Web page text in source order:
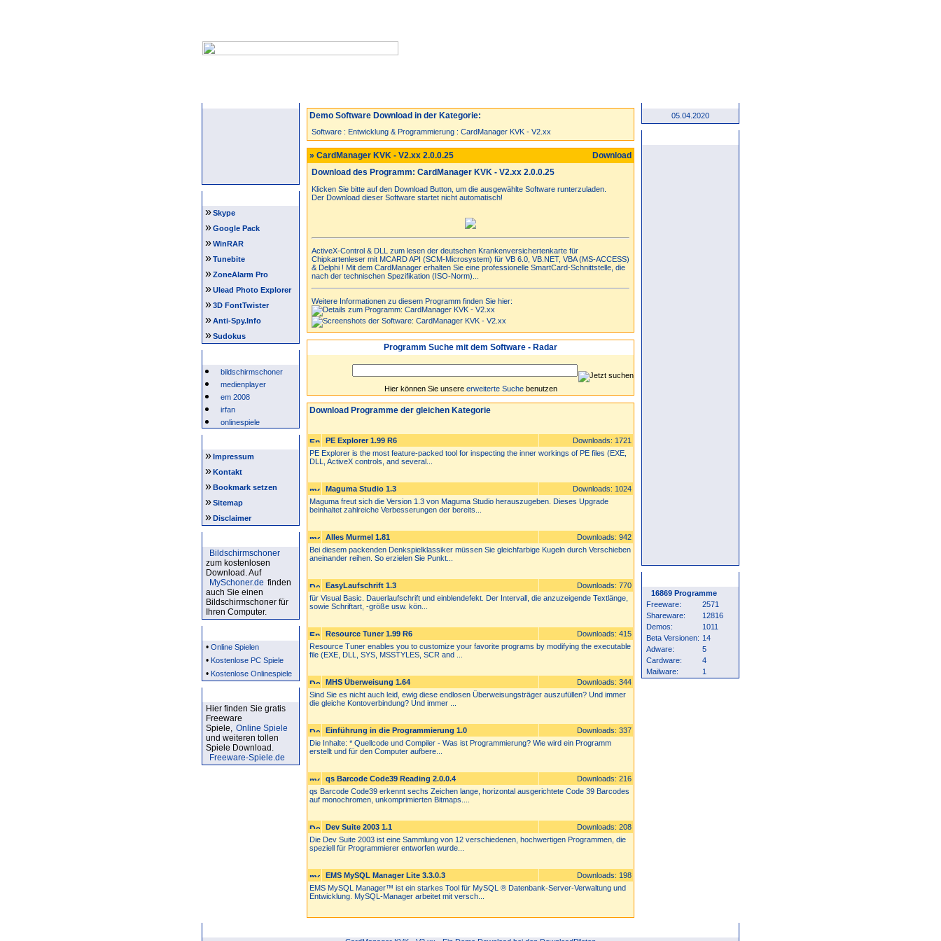
»Skype
»Google Pack
»WinRAR
»Tunebite
»ZoneAlarm Pro
»Ulead Photo Explorer
»3D FontTwister
»Anti-Spy.Info
»Sudokus
bildschirmschoner
medienplayer
em 2008
irfan
onlinespiele
»Impressum
»Kontakt
»Bookmark setzen
»Sitemap
»Disclaimer
Bildschirmschoner
zum kostenlosen
Download. Auf
MySchoner.de finden
auch Sie einen
Bildschirmschoner für
Ihren Computer.
• Online Spielen
• Kostenlose PC Spiele
• Kostenlose Onlinespiele
Hier finden Sie gratis
Freeware
Spiele, Online Spiele
und weiteren tollen
Spiele Download.
Freeware-Spiele.de
Demo Software Download in der Kategorie:
Software : Entwicklung & Programmierung : CardManager KVK - V2.xx
» CardManager KVK - V2.xx 2.0.0.25
Download
Download des Programm: CardManager KVK - V2.xx 2.0.0.25
Klicken Sie bitte auf den Download Button, um die ausgewählte Software runterzuladen.
Der Download dieser Software startet nicht automatisch!
ActiveX-Control & DLL zum lesen der deutschen Krankenversichertenkarte für
Chipkartenleser mit MCARD API (SCM-Microsystem) für VB 6.0, VB.NET, VBA (MS-ACCESS)
& Delphi ! Mit dem CardManager erhalten Sie eine professionelle SmartCard-Schnittstelle, die
nach der technischen Spezifikation (ISO-Norm)...
Weitere Informationen zu diesem Programm finden Sie hier:
Programm Suche mit dem Software - Radar
Hier können Sie unsere erweiterte Suchebenutzen
Download Programme der gleichen Kategorie
PE Explorer 1.99 R6
Downloads: 1721
PE Explorer is the most feature-packed tool for inspecting the inner workings of PE files (EXE,
DLL, ActiveX controls, and several...
Maguma Studio 1.3
Downloads: 1024
Maguma freut sich die Version 1.3 von Maguma Studio herauszugeben. Dieses Upgrade
beinhaltet zahlreiche Verbesserungen der bereits...
Alles Murmel 1.81
Downloads: 942
Bei diesem packenden Denkspielklassiker müssen Sie gleichfarbige Kugeln durch Verschieben
aneinander reihen. So erzielen Sie Punkt...
EasyLaufschrift 1.3
Downloads: 770
für Visual Basic. Dauerlaufschrift und einblendefekt. Der Intervall, die anzuzeigende Textlänge,
sowie Schriftart, -größe usw. kön...
Resource Tuner 1.99 R6
Downloads: 415
Resource Tuner enables you to customize your favorite programs by modifying the executable
file (EXE, DLL, SYS, MSSTYLES, SCR and ...
MHS Überweisung 1.64
Downloads: 344
Sind Sie es nicht auch leid, ewig diese endlosen Überweisungsträger auszufüllen? Und immer
die gleiche Kontoverbindung? Und immer ...
Einführung in die Programmierung 1.0
Downloads: 337
Die Inhalte: * Quellcode und Compiler - Was ist Programmierung? Wie wird ein Programm
erstellt und für den Computer aufbere...
qs Barcode Code39 Reading 2.0.0.4
Downloads: 216
qs Barcode Code39 erkennt sechs Zeichen lange, horizontal ausgerichtete Code 39 Barcodes
auf monochromen, unkomprimierten Bitmaps....
Dev Suite 2003 1.1
Downloads: 208
Die Dev Suite 2003 ist eine Sammlung von 12 verschiedenen, hochwertigen Programmen, die
speziell für Programmierer entworfen wurde...
EMS MySQL Manager Lite 3.3.0.3
Downloads: 198
EMS MySQL Manager™ ist ein starkes Tool für MySQL ® Datenbank-Server-Verwaltung und
Entwicklung. MySQL-Manager arbeitet mit versch...
05.04.2020
16869 Programme
Freeware:
2571
Shareware:
12816
Demos:
1011
Beta Versionen: 14
Adware:
5
Cardware:
4
Mailware:
1